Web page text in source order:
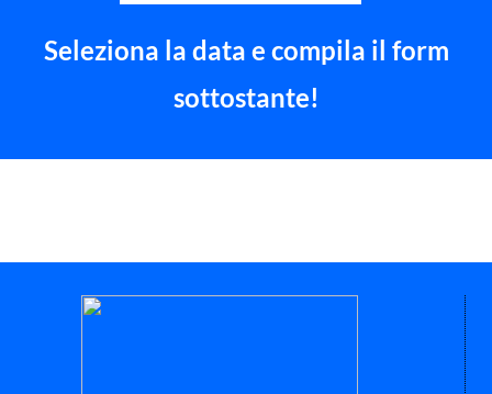
Seleziona la data e compila il form
sottostante!